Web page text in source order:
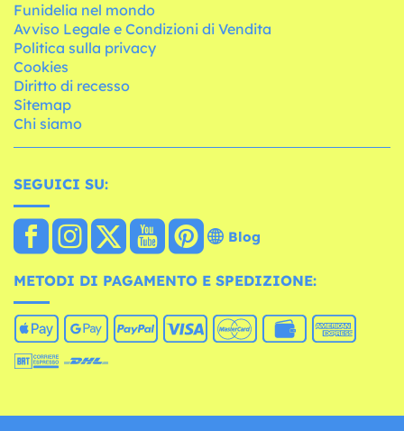
Funidelia nel mondo
Avviso Legale e Condizioni di Vendita
Politica sulla privacy
Cookies
Diritto di recesso
Sitemap
Chi siamo
SEGUICI SU:
Blog
METODI DI PAGAMENTO E SPEDIZIONE: